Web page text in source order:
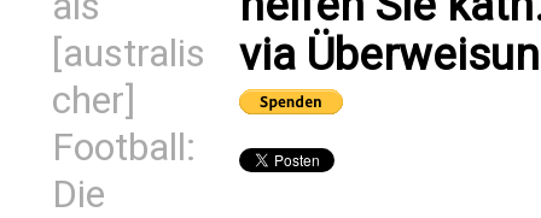
[australis
cher]
Football:
Die
via